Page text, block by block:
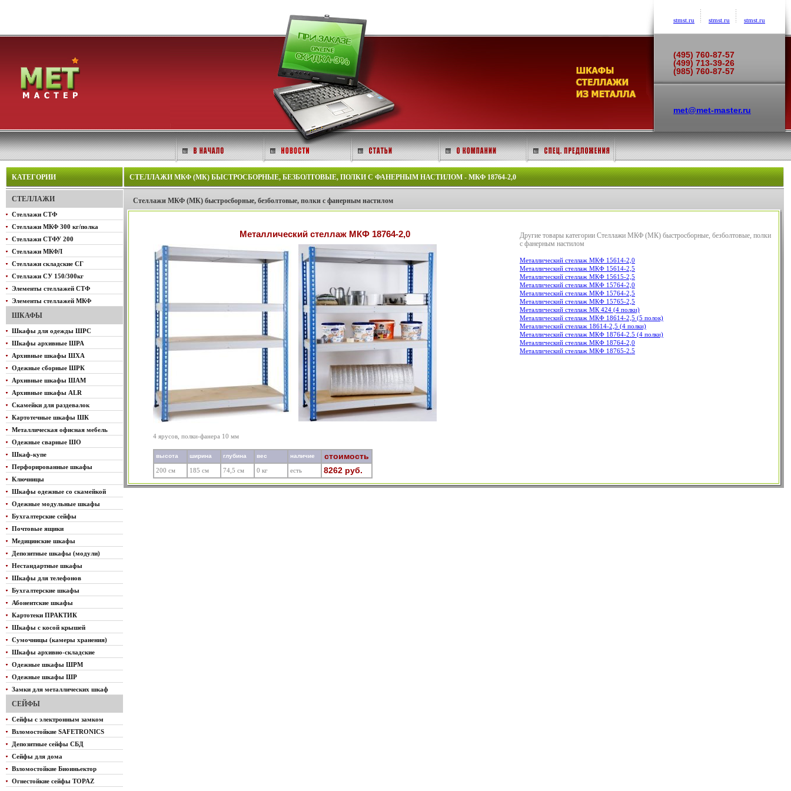
stmst.ru stmst.ru stmst.ru
(495) 760-87-57
(499) 713-39-26
(985) 760-87-57
met@met-master.ru
КАТЕГОРИИ
СТЕЛЛАЖИ
Стеллажи СТФ
Стеллажи МКФ 300 кг/полка
Стеллажи СТФУ 200
Стеллажи МКФЛ
Стеллажи складские СГ
Стеллажи СУ 150/300кг
Элементы стеллажей СТФ
Элементы стеллажей МКФ
ШКАФЫ
Шкафы для одежды ШРС
Шкафы архивные ШРА
Архивные шкафы ШХА
Одежные сборные ШРК
Архивные шкафы ШАМ
Архивные шкафы ALR
Скамейки для раздевалок
Картотечные шкафы ШК
Металлическая офисная мебель
Одежные сварные ШО
Шкаф-купе
Перфорированные шкафы
Ключницы
Шкафы одежные со скамейкой
Одежные модульные шкафы
Бухгалтерские сейфы
Почтовые ящики
Медицинские шкафы
Депозитные шкафы (модули)
Нестандартные шкафы
Шкафы для телефонов
Бухгалтерские шкафы
Абонентские шкафы
Картотеки ПРАКТИК
Шкафы с косой крышей
Сумочницы (камеры хранения)
Шкафы архивно-складские
Одежные шкафы ШРМ
Одежные шкафы ШР
Замки для металлических шкаф
СЕЙФЫ
Сейфы с электронным замком
Взломостойкие SAFETRONICS
Депозитные сейфы СБД
Сейфы для дома
Взломостойкие Биоиньектор
Огнестойкие сейфы TOPAZ
СТЕЛЛАЖИ МКФ (МК) БЫСТРОСБОРНЫЕ, БЕЗБОЛТОВЫЕ, ПОЛКИ С ФАНЕРНЫМ НАСТИЛОМ - МКФ 18764-2,0
Стеллажи МКФ (МК) быстросборные, безболтовые, полки с фанерным настилом
Металлический стеллаж МКФ 18764-2,0
4 ярусов, полки-фанера 10 мм
высота ширина глубина вес наличие стоимость
200 см 185 см 74,5 см 0 кг есть 8262 руб.
Другие товары категории Стеллажи МКФ (МК) быстросборные, безболтовые, полки
с фанерным настилом
Металлический стеллаж МКФ 15614-2,0
Металлический стеллаж МКФ 15614-2,5
Металлический стеллаж МКФ 15615-2,5
Металлический стеллаж МКФ 15764-2,0
Металлический стеллаж МКФ 15764-2,5
Металлический стеллаж МКФ 15765-2,5
Металлический стеллаж МК 424 (4 полки)
Металлический стеллаж МКФ 18614-2,5 (5 полок)
Металлический стеллаж 18614-2,5 (4 полки)
Металлический стеллаж МКФ 18764-2.5 (4 полки)
Металлический стеллаж МКФ 18764-2,0
Металлический стеллаж МКФ 18765-2.5